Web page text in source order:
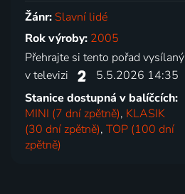
Žánr: Slavní lidé
Rok výroby: 2005
Přehrajte si tento pořad vysílaný
v televizi
5.5.2026 14:35
Stanice dostupná v balíčcích:
MINI (7 dní zpětně), KLASIK
(30 dní zpětně),TOP (100 dní
zpětně)